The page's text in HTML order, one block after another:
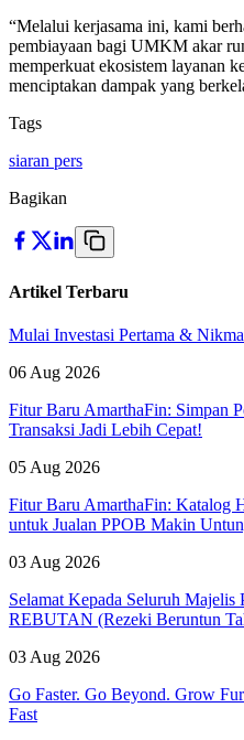
“Melalui kerjasama ini, kami
pembiayaan bagi UMKM akar
memperkuat ekosistem layanan
menciptakan dampak yang
Tags
siaran pers
Bagikan
Artikel Terbaru
Mulai Investasi Pertama &
06 Aug 2026
Fitur Baru AmarthaFin: Simpan
Transaksi Jadi Lebih Cepat!
05 Aug 2026
Fitur Baru AmarthaFin: Katalog
untuk Jualan PPOB Makin
03 Aug 2026
Selamat Kepada Seluruh Majelis
REBUTAN (Rezeki Beruntun
03 Aug 2026
Go Faster. Go Beyond. Grow
Fast